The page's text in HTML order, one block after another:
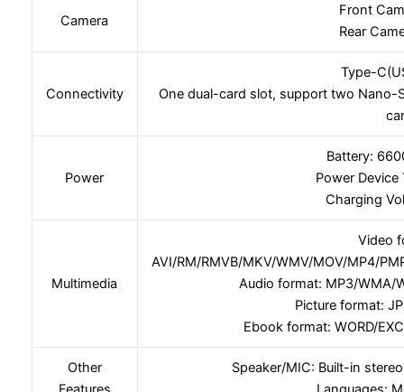
Camera
Front
Rear
Connectivity
Type-
One dual-card slot, support two Nano-
Power
Battery:
Power
Charging
Multimedia
Video
AVI/RM/RMVB/MKV/WMV/MOV/MP4/
Audio format: MP3/WMA/
Picture format:
Ebook format: WORD/
Other
Speaker/MIC: Built-in